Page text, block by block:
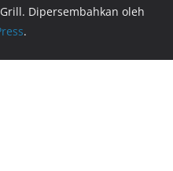
Dipersembahkan oleh
.